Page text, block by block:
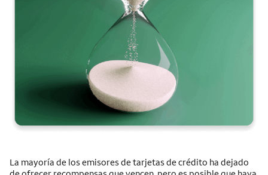
La mayoría de los emisores de tarjetas de crédito ha dejado